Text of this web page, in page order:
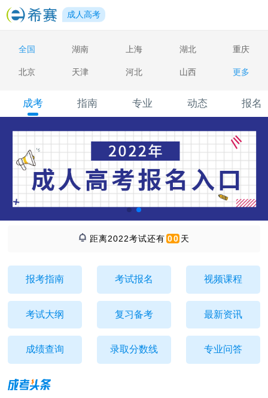
成人高考
更多
全国 湖南 上海 湖北 重庆
北京 天津 河北 山西
成考 指南 专业 动态 报名
距离2022考试还有 00天
报考指南 考试报名 视频课程
考试大纲 复习备考 最新资讯
成绩查询 录取分数线 专业问答